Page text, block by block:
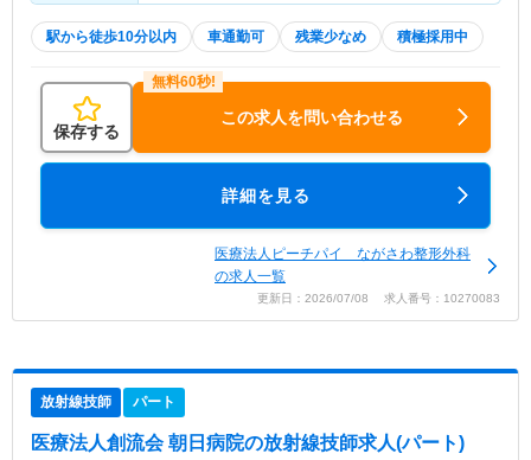
駅から徒歩10分以内 車通勤可 残業少なめ 積極採用中
保存する
この求人を問い合わせる
詳細を見る
医療法人ピーチパイ ながさわ整形外科
の求人一覧
更新日：2026/07/08 求人番号：10270083
放射線技師 パート
医療法人創流会 朝日病院の放射線技師求人(パート)